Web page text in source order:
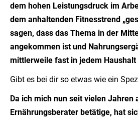
dem hohen Leistungsdruck im
dem anhaltenden Fitnesstrend
sagen, dass das Thema in der
angekommen ist und
mittlerweile fast in jedem Haushalt
Gibt es bei dir so etwas wie ein
Da ich mich nun seit vielen Jahren
Ernährungsberater betätige, hat